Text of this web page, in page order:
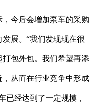
今后会增加泵车的采购
展。“我们发现现在很
包外包。我们希望再添
从而在行业竞争中形成
已经达到了一定规模，